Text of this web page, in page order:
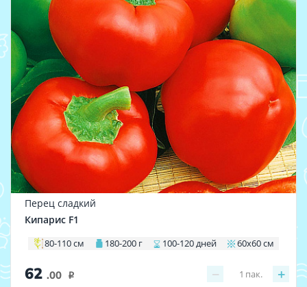
Перец сладкий
Кипарис F1
80-110 см 180-200 г 100-120 дней 60х60 см
62 .00 i − +
1 пак.